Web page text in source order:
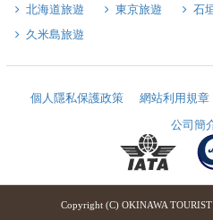
北海道旅遊
東京旅遊 石
久米島旅遊
個人隱私保護政策 網站利用規章
公司簡
Copyright (C) OKINAWA TOURIST